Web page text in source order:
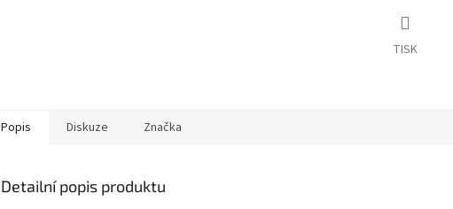
TISK
Popis Diskuze Značka
Detailní popis produktu